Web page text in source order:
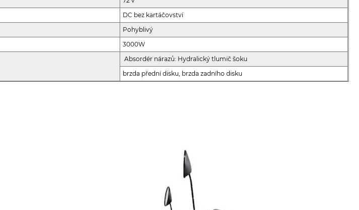
DC bez kartáčovství
Pohyblivý
3000W
Absordér nárazů: Hydralický tlumič šoku
brzda přední disku, brzda zadního disku